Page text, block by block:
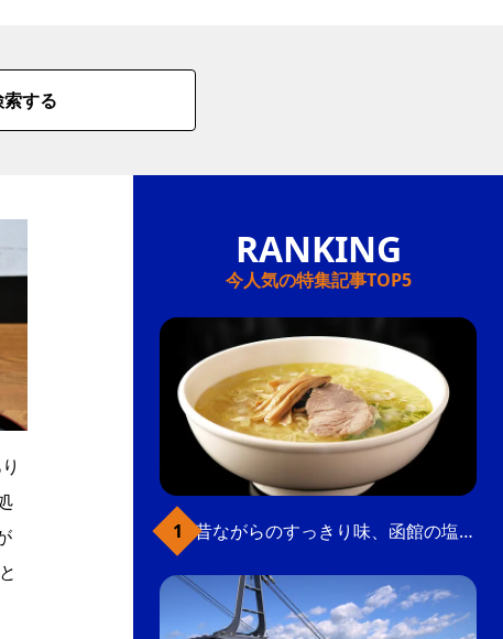
する
今人気の特集記事TOP5
昔ながらのすっきり味、函館の塩ラーメン